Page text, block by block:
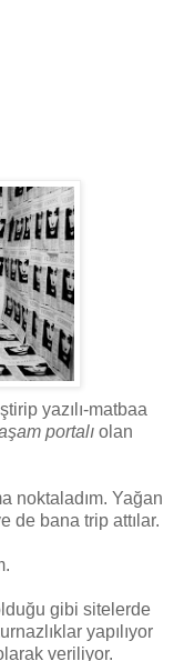
yazılı-matbaa
portalı olan
noktaladım. Yağan
de bana trip attılar.
gibi sitelerde
yapılıyor
veriliyor.